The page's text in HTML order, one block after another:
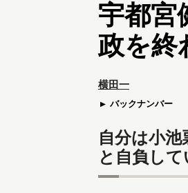
宇都宮
政を終
横田一
バックナンバー
自分は小
と自負して